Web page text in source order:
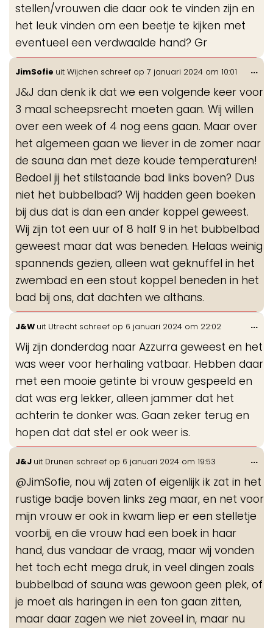
stellen/vrouwen die daar ook te vinden zijn en
het leuk vinden om een beetje te kijken met
eventueel een verdwaalde hand? Gr
JimSofie uit Wijchen schreef op 7 januari 2024 om 10:01
J&J dan denk ik dat we een volgende keer voor
3 maal scheepsrecht moeten gaan. Wij willen
over een week of 4 nog eens gaan. Maar over
het algemeen gaan we liever in de zomer naar
de sauna dan met deze koude temperaturen!
Bedoel jij het stilstaande bad links boven? Dus
niet het bubbelbad? Wij hadden geen boeken
bij dus dat is dan een ander koppel geweest.
Wij zijn tot een uur of 8 half 9 in het bubbelbad
geweest maar dat was beneden. Helaas weinig
spannends gezien, alleen wat geknuffel in het
zwembad en een stout koppel beneden in het
bad bij ons, dat dachten we althans.
...
J&W uit Utrecht schreef op 6 januari 2024 om 22:02
Wij zijn donderdag naar Azzurra geweest en het
was weer voor herhaling vatbaar. Hebben daar
met een mooie getinte bi vrouw gespeeld en
dat was erg lekker, alleen jammer dat het
achterin te donker was. Gaan zeker terug en
hopen dat dat stel er ook weer is.
...
J&J uit Drunen schreef op 6 januari 2024 om 19:53
@JimSofie, nou wij zaten of eigenlijk ik zat in het
rustige badje boven links zeg maar, en net voor
mijn vrouw er ook in kwam liep er een stelletje
voorbij, en die vrouw had een boek in haar
hand, dus vandaar de vraag, maar wij vonden
het toch echt mega druk, in veel dingen zoals
bubbelbad of sauna was gewoon geen plek, of
je moet als haringen in een ton gaan zitten,
maar daar zagen we niet zoveel in, maar nu
...